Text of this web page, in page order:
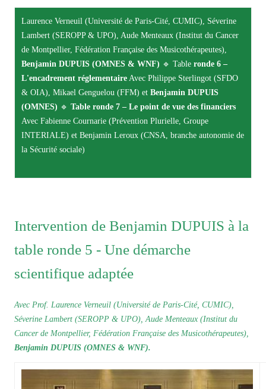
Laurence Verneuil (Université de Paris-Cité, CUMIC), Séverine
Lambert (SEROPP & UPO), Aude Menteaux (Institut du Cancer
de Montpellier, Fédération Française des Musicothérapeutes),
Benjamin DUPUIS (OMNES & WNF) 🔹 Table ronde 6 –
L'encadrement réglementaire Avec Philippe Sterlingot (SFDO
& OIA), Mikael Genguelou (FFM) et Benjamin DUPUIS
(OMNES) 🔹 Table ronde 7 – Le point de vue des financiers
Avec Fabienne Cournarie (Prévention Plurielle, Groupe
INTERIALE) et Benjamin Leroux (CNSA, branche autonomie de
la Sécurité sociale)
Intervention de Benjamin DUPUIS à la
table ronde 5 - Une démarche
scientifique adaptée
Avec Prof. Laurence Verneuil (Université de Paris-Cité, CUMIC),
Séverine Lambert (SEROPP & UPO), Aude Menteaux (Institut du
Cancer de Montpellier, Fédération Française des Musicothérapeutes),
Benjamin DUPUIS (OMNES & WNF).